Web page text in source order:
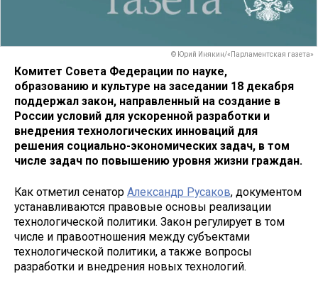
© Юрий Инякин/«Парламентская газета»
Комитет Совета Федерации по науке,
образованию и культуре на заседании 18 декабря
поддержал закон, направленный на создание в
России условий для ускоренной разработки и
внедрения технологических инноваций для
решения социально-экономических задач, в том
числе задач по повышению уровня жизни граждан.
Как отметил сенатор Александр Русаков, документом
устанавливаются правовые основы реализации
технологической политики. Закон регулирует в том
числе и правоотношения между субъектами
технологической политики, а также вопросы
разработки и внедрения новых технологий.